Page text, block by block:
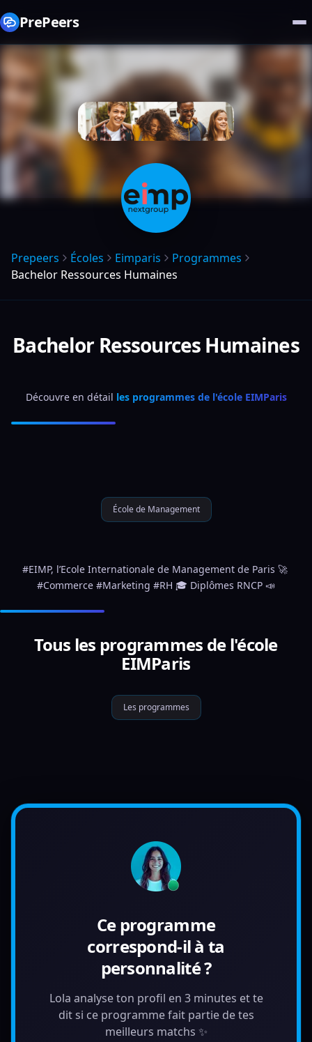
PrePeers
Prepeers Écoles Eimparis
Programmes
Bachelor Ressources Humaines
Bachelor Ressources Humaines
Découvre en détail les programmes de l'école EIMParis
École de Management
#EIMP, l’Ecole Internationale de Management de Paris 🚀
#Commerce #Marketing #RH 🎓 Diplômes RNCP 📣
Tous les programmes de l'école
EIMParis
Les programmes
Ce programme
correspond-il à ta
personnalité ?
Lola analyse ton profil en 3 minutes et te
dit si ce programme fait partie de tes
meilleurs matchs ✨